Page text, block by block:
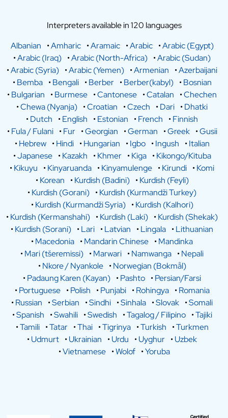
Interpreters available in 120 languages
Albanian
•Amharic •Aramaic •Arabic •Arabic (Egypt)
•Arabic (Iraq) •Arabic (North-Africa) •Arabic (Sudan)
•Arabic (Syria) •Arabic (Yemen) •Armenian •Azerbaijani
•Bemba •Bengali •Berber •Berber(kabyl) •Bosnian
•Bulgarian •Burmese •Cantonese •Catalan •Chechen
•Chewa (Nyanja) •Croatian •Czech •Dari •Dhatki
•Dutch •English •Estonian •French •Finnish
•Fula / Fulani •Fur •Georgian •German •Greek •Gusii
•Hebrew •Hindi •Hungarian •Igbo •Ingush •Italian
•Japanese •Kazakh •Khmer •Kiga •Kikongo/Kituba
•Kikuyu •Kinyaruanda •Kinyamulenge •Kirundi •Komi
•Korean •Kurdish (Badini) •Kurdish (Feyli)
•Kurdish (Gorani) •Kurdish (Kurmandži Turkey)
•Kurdish (Kurmandži Syria) •Kurdish (Kalhori)
•Kurdish (Kermanshahi) •Kurdish (Laki) •Kurdish (Shekak)
•Kurdish (Sorani) •Lari •Latvian •Lingala •Lithuanian
•Macedonia •Mandarin Chinese •Mandinka
•Mari (tšeremissi) •Marwari •Namwanga •Nepali
•Nkore / Nyankole •Norwegian (Bokmål)
•Padaung Karen (Kayan) •Pashto •Persian/Farsi
•Portuguese •Polish •Punjabi •Rohingya •Romania
•Russian •Serbian •Sindhi •Sinhala •Slovak •Somali
•Spanish •Swahili •Swedish •Tagalog / Filipino •Tajiki
•Tamili •Tatar •Thai •Tigrinya •Turkish •Turkmen
•Udmurt •Ukrainian •Urdu •Uyghur •Uzbek
•Vietnamese •Wolof •Yoruba